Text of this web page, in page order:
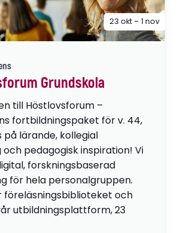
Grundskola
till Höstlovsforum –
fortbildningspaket för v. 44,
på lärande, kollegial
pedagogisk inspiration! Vi
forskningsbaserad
för hela personalgruppen.
föreläsningsbiblioteket och
utbildningsplattform, 23
23 okt – 1 nov